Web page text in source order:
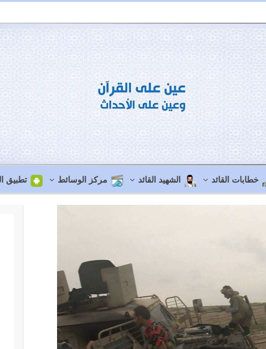
خطابات القائد الشهيد القائد مركز الوسائط تطبيق